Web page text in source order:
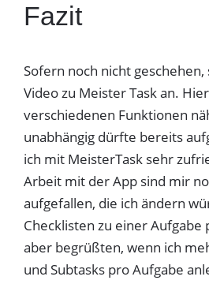
Fazit
Sofern noch nicht
Video zu Meister Task an.
verschiedenen Funktionen
unabhängig dürfte bereits
ich mit MeisterTask sehr
Arbeit mit der App sind mir
aufgefallen, die ich ändern
Checklisten zu einer Aufgabe
aber begrüßten, wenn ich
und Subtasks pro Aufgabe